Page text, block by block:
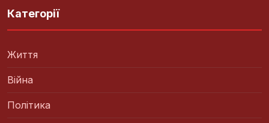
Категорії
Життя
Війна
Політика